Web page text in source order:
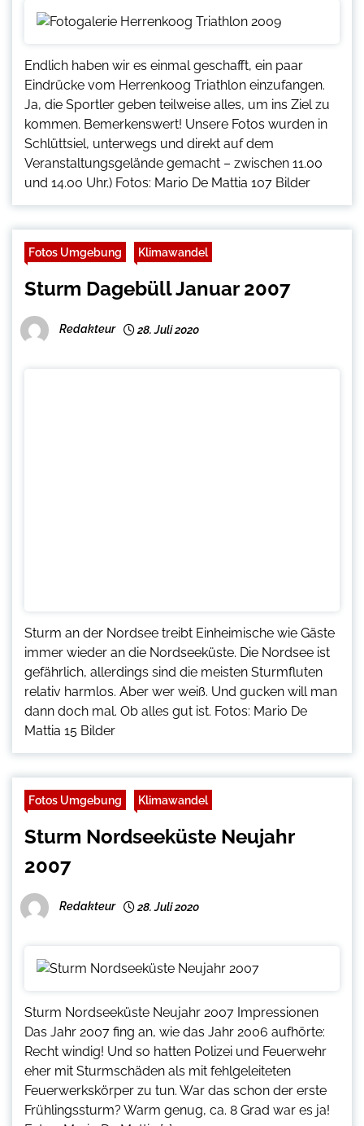
Endlich haben wir es einmal geschafft, ein paar
Eindrücke vom Herrenkoog Triathlon einzufangen.
Ja, die Sportler geben teilweise alles, um ins Ziel zu
kommen. Bemerkenswert! Unsere Fotos wurden in
Schlüttsiel, unterwegs und direkt auf dem
Veranstaltungsgelände gemacht – zwischen 11.00
und 14.00 Uhr.) Fotos: Mario De Mattia 107 Bilder
Fotos Umgebung Klimawandel
Sturm Dagebüll Januar 2007
Redakteur 28. Juli 2020
Sturm an der Nordsee treibt Einheimische wie Gäste
immer wieder an die Nordseeküste. Die Nordsee ist
gefährlich, allerdings sind die meisten Sturmfluten
relativ harmlos. Aber wer weiß. Und gucken will man
dann doch mal. Ob alles gut ist. Fotos: Mario De
Mattia 15 Bilder
Fotos Umgebung Klimawandel
Sturm Nordseeküste Neujahr
2007
Redakteur 28. Juli 2020
Sturm Nordseeküste Neujahr 2007 Impressionen
Das Jahr 2007 fing an, wie das Jahr 2006 aufhörte:
Recht windig! Und so hatten Polizei und Feuerwehr
eher mit Sturmschäden als mit fehlgeleiteten
Feuerwerkskörper zu tun. War das schon der erste
Frühlingssturm? Warm genug, ca. 8 Grad war es ja!